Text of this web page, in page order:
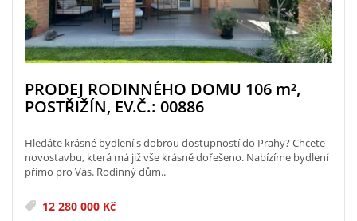
PRODEJ RODINNÉHO DOMU 106 m²,
POSTŘIŽÍN, EV.Č.: 00886
Hledáte krásné bydlení s dobrou dostupností do Prahy? Chcete
novostavbu, která má již vše krásně dořešeno. Nabízíme bydlení
přímo pro Vás. Rodinný dům..
12 280 000 Kč